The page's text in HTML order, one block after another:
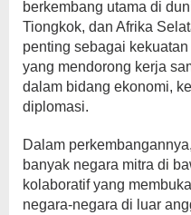
berkembang utama di
Tiongkok, dan Afrika
penting sebagai
yang mendorong kerja
dalam bidang ekonomi,
diplomasi.
Dalam
banyak negara mitra di
kolaboratif yang
negara-negara di luar